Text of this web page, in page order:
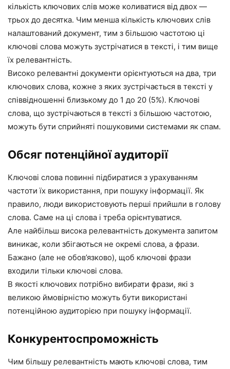
кількість ключових слів може коливатися від двох —
трьох до десятка. Чим менша кількість ключових слів
налаштований документ, тим з більшою частотою ці
ключові слова можуть зустрічатися в тексті, і тим вище
їх релевантність.
Високо релевантні документи орієнтуються на два, три
ключових слова, кожне з яких зустрічається в тексті у
співвідношенні близькому до 1 до 20 (5%). Ключові
слова, що зустрічаються в тексті з більшою частотою,
можуть бути сприйняті пошуковими системами як спам.
Обсяг потенційної аудиторії
Ключові слова повинні підбиратися з урахуванням
частоти їх використання, при пошуку інформації. Як
правило, люди використовують перші прийшли в голову
слова. Саме на ці слова і треба орієнтуватися.
Але найбільш висока релевантність документа запитом
виникає, коли збігаються не окремі слова, а фрази.
Бажано (але не обов’язково), щоб ключові фрази
входили тільки ключові слова.
В якості ключових потрібно вибирати фрази, які з
великою ймовірністю можуть бути використані
потенційною аудиторією при пошуку інформації.
Конкурентоспроможність
Чим більшу релевантність мають ключові слова, тим